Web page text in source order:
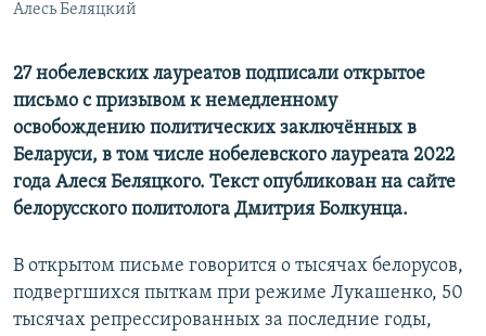
Алесь Беляцкий
27 нобелевских лауреатов подписали открытое
письмо с призывом к немедленному
освобождению политических заключённых в
Беларуси, в том числе нобелевского лауреата 2022
года Алеся Беляцкого. Текст опубликован на сайте
белорусского политолога Дмитрия Болкунца.
В открытом письме говорится о тысячах белорусов,
подвергшихся пыткам при режиме Лукашенко, 50
тысячах репрессированных за последние годы,